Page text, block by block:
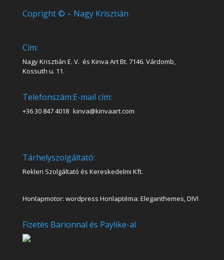
Copright © – Nagy Krisztián
Cím:
Nagy Krisztián E. V. és Kinva Art Bt. 7146. Várdomb,
Kossuth u. 11.
Telefonszám:
+36 30 847 4018
E-mail cím:
kinva@kinvaart.com
Tárhelyszolgáltató:
Reklen Szolgáltató és Kereskedelmi Kft.
Honlapmotor: wordpress Honlaptéma: Eleganthemes, DIVI
Fizetés Barionnal és Paylike-al